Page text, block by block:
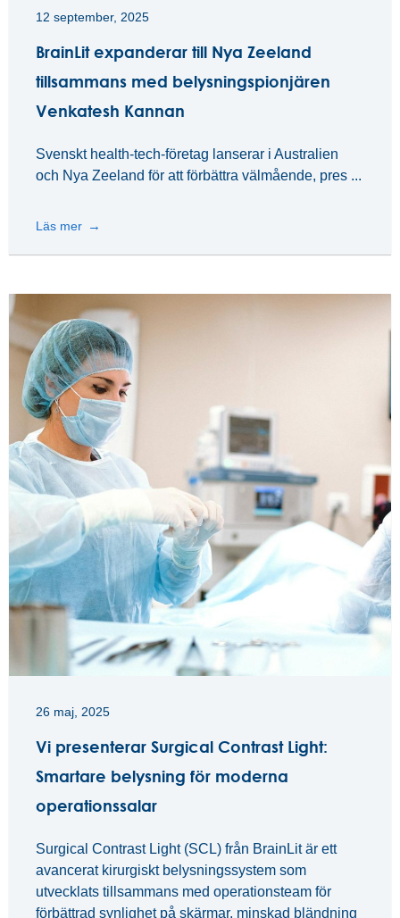
12 september, 2025
BrainLit expanderar till Nya Zeeland
tillsammans med belysningspionjären
Venkatesh Kannan
Svenskt health-tech-företag lanserar i Australien
och Nya Zeeland för att förbättra välmående, pres ...
Läs mer
26 maj, 2025
Vi presenterar Surgical Contrast Light:
Smartare belysning för moderna
operationssalar
Surgical Contrast Light (SCL) från BrainLit är ett
avancerat kirurgiskt belysningssystem som
utvecklats tillsammans med operationsteam för
förbättrad synlighet på skärmar, minskad bländning